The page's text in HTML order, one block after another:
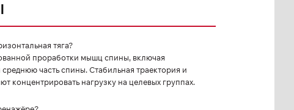
тяга?
проработки мышц спины, включая
часть спины. Стабильная траектория и
концентрировать нагрузку на целевых группах.